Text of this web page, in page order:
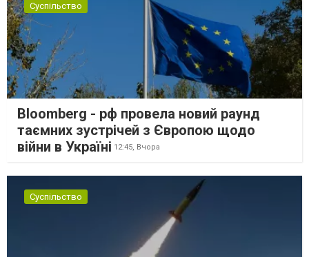
Суспільство
Bloomberg - рф провела новий раунд
таємних зустрічей з Європою щодо
війни в Україні 12:45, Вчора
Суспільство